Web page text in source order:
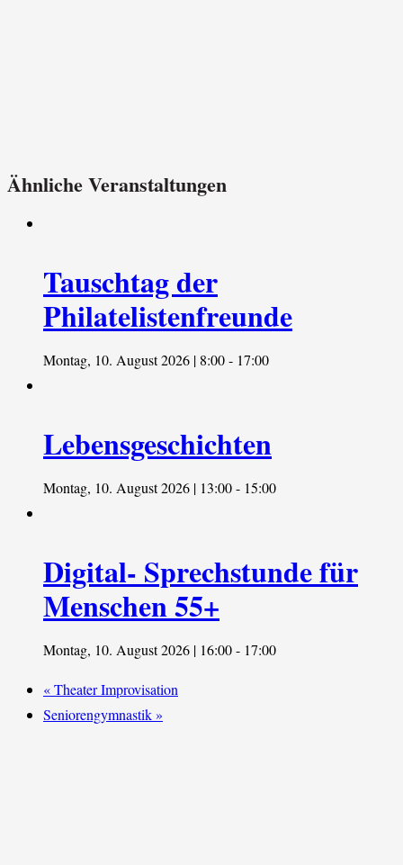
Ähnliche Veranstaltungen
Tauschtag der
Philatelistenfreunde
Montag, 10. August 2026 | 8:00- 17:00
Lebensgeschichten
Montag, 10. August 2026 | 13:00- 15:00
Digital- Sprechstunde für
Menschen 55+
Montag, 10. August 2026 | 16:00- 17:00
«Theater Improvisation
Seniorengymnastik»